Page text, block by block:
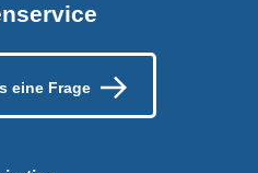
eine Frage